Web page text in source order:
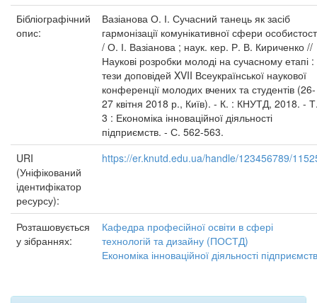
Бібліографічний
опис:
Вазіанова О. І. Сучасний танець як засіб
гармонізації комунікативної сфери
/ О. І. Вазіанова ; наук. кер. Р. В. Кириченко //
Наукові розробки молоді на сучасному етапі :
тези доповідей XVII Всеукраїнської наукової
конференції молодих вчених та студентів (26-
27 квітня 2018 р., Київ). - К. : КНУТД, 2018. -
3 : Економіка інноваційної діяльності
підприємств. - С. 562-563.
URI
(Уніфікований
ідентифікатор
ресурсу):
https://er.knutd.edu.ua/handle/123456789/
Розташовується
у зібраннях:
Кафедра професійної освіти в сфері
технологій та дизайну (ПОСТД)
Економіка інноваційної діяльності підприємств